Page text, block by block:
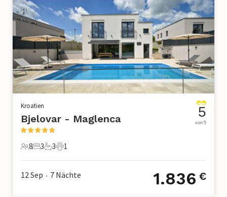
Kroatien
Bjelovar - Maglenca
8 Gäste
8
3 Schlafzimmer
3
3 Badezimmer
3
1 Haustier
1
5
von 5
12 Sep • 7 Nächte 1.836 €